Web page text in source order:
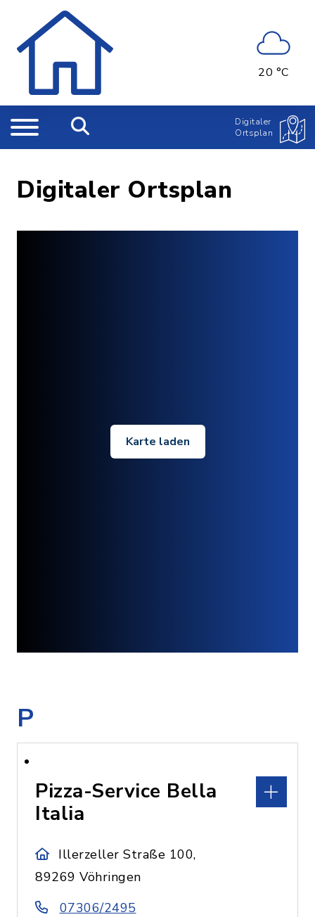
20 °C
Digitaler
Ortsplan
Digitaler Ortsplan
Karte laden
P
Pizza-Service Bella
Italia
Illerzeller Straße 100,
89269 Vöhringen
07306/2495